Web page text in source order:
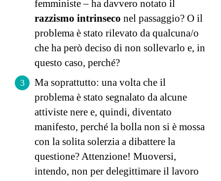
femministe – ha davvero notato il
razzismo intrinseco nel passaggio? O il
problema è stato rilevato da qualcuna/o
che ha però deciso di non sollevarlo e, in
questo caso, perché?
Ma soprattutto: una volta che il
problema è stato segnalato da alcune
attiviste nere e, quindi, diventato
manifesto, perché la bolla non si è mossa
con la solita solerzia a dibattere la
questione? Attenzione! Muoversi,
intendo, non per delegittimare il lavoro